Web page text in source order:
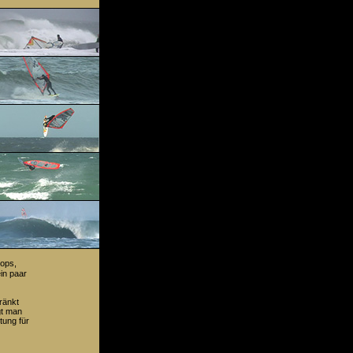
paar
man
für